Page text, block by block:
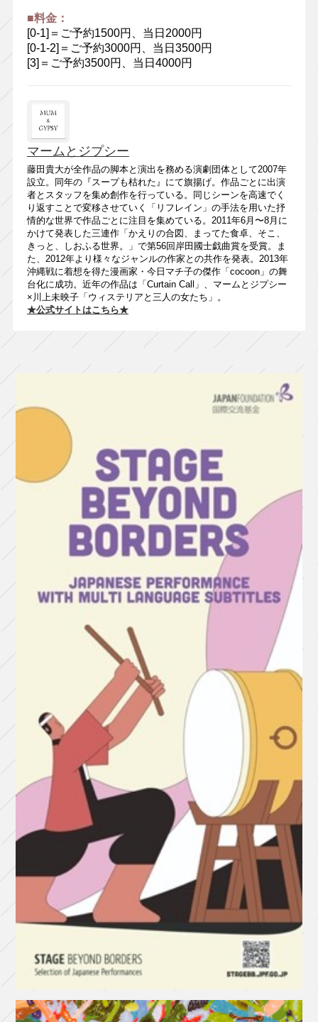
■料金：
[0-1]＝ご予約1500円、当日2000円
[0-1-2]＝ご予約3000円、当日3500円
[3]＝ご予約3500円、当日4000円
マームとジプシー
藤田貴大が全作品の脚本と演出を務める演劇団体として2007年
設立。同年の『スープも枯れた』にて旗揚げ。作品ごとに出演
者とスタッフを集め創作を行っている。同じシーンを高速でく
り返すことで変移させていく「リフレイン」の手法を用いた抒
情的な世界で作品ごとに注目を集めている。2011年6月〜8月に
かけて発表した三連作「かえりの合図、まってた食卓、そこ、
きっと、しおふる世界。」で第56回岸田國士戯曲賞を受賞。ま
た、2012年より様々なジャンルの作家との共作を発表。2013年
沖縄戦に着想を得た漫画家・今日マチ子の傑作「cocoon」の舞
台化に成功。近年の作品は「Curtain Call」、マームとジプシー
×川上未映子「ウィステリアと三人の女たち」。
★公式サイトはこちら★